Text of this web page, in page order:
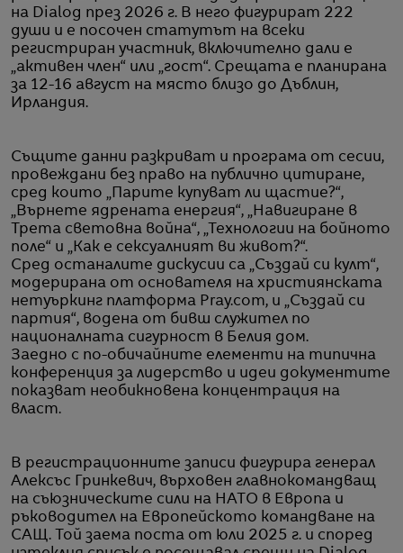
на Dialog през 2026 г. В него фигурират 222
души и е посочен статутът на всеки
регистриран участник, включително дали е
„активен член“ или „гост“. Срещата е планирана
за 12-16 август на място близо до Дъблин,
Ирландия.
Същите данни разкриват и програма от сесии,
провеждани без право на публично цитиране,
сред които „Парите купуват ли щастие?“,
„Върнете ядрената енергия“, „Навигиране в
Трета световна война“, „Технологии на бойното
поле“ и „Как е сексуалният ви живот?“.
Сред останалите дискусии са „Създай си култ“,
модерирана от основателя на християнската
нетуъркинг платформа Pray.com, и „Създай си
партия“, водена от бивш служител по
националната сигурност в Белия дом.
Заедно с по-обичайните елементи на типична
конференция за лидерство и идеи документите
показват необикновена концентрация на
власт.
В регистрационните записи фигурира генерал
Алексъс Гринкевич, върховен главнокомандващ
на съюзническите сили на НАТО в Европа и
ръководител на Европейското командване на
САЩ. Той заема поста от юли 2025 г. и според